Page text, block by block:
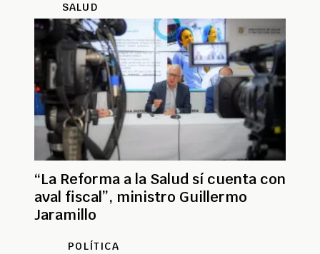
SALUD
“La Reforma a la Salud sí cuenta con
aval fiscal”, ministro Guillermo
Jaramillo
POLÍTICA